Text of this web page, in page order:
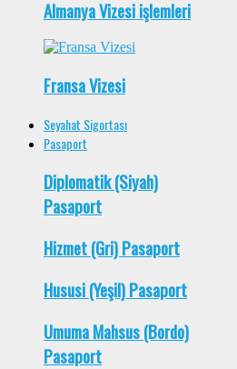
Almanya Vizesi işlemleri
Fransa Vizesi
Seyahat Sigortası
Pasaport
Diplomatik (Siyah)
Pasaport
Hizmet (Gri) Pasaport
Hususi (Yeşil) Pasaport
Umuma Mahsus (Bordo)
Pasaport